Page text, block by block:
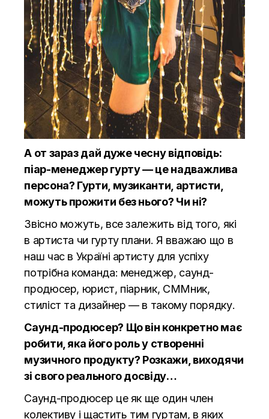
А от зараз дай дуже чесну відповідь:
піар-менеджер гурту — це надважлива
персона? Гурти, музиканти, артисти,
можуть прожити без нього? Чи ні?
Звісно можуть, все залежить від того, які
в артиста чи гурту плани. Я вважаю що в
наш час в Україні артисту для успіху
потрібна команда: менеджер, саунд-
продюсер, юрист, піарник, СММник,
стиліст та дизайнер — в такому порядку.
Саунд-продюсер? Що він конкретно має
робити, яка його роль у створенні
музичного продукту? Розкажи, виходячи
зі свого реального досвіду…
Саунд-продюсер це як ще один член
колективу і щастить тим гуртам, в яких